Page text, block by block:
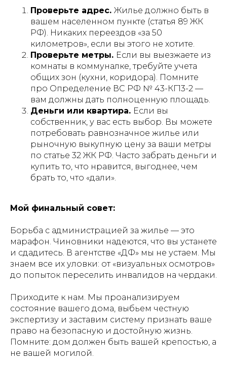
Проверьте адрес. Жилье должно быть в
вашем населенном пункте (статья 89 ЖК
РФ). Никаких переездов «за 50
километров», если вы этого не хотите.
Проверьте метры. Если вы выезжаете из
комнаты в коммуналке, требуйте учета
общих зон (кухни, коридора). Помните
про Определение ВС РФ № 43-КГ13-2 —
вам должны дать полноценную площадь.
Деньги или квартира. Если вы
собственник, у вас есть выбор. Вы можете
потребовать равнозначное жилье или
рыночную выкупную цену за ваши метры
по статье 32 ЖК РФ. Часто забрать деньги и
купить то, что нравится, выгоднее, чем
брать то, что «дали».
Мой финальный совет:
Борьба с администрацией за жилье — это
марафон. Чиновники надеются, что вы устанете
и сдадитесь. В агентстве «ДФ» мы не устаем. Мы
знаем все их уловки: от «визуальных осмотров»
до попыток переселить инвалидов на чердаки.
Приходите к нам. Мы проанализируем
состояние вашего дома, выбьем честную
экспертизу и заставим систему признать ваше
право на безопасную и достойную жизнь.
Помните: дом должен быть вашей крепостью, а
не вашей могилой.